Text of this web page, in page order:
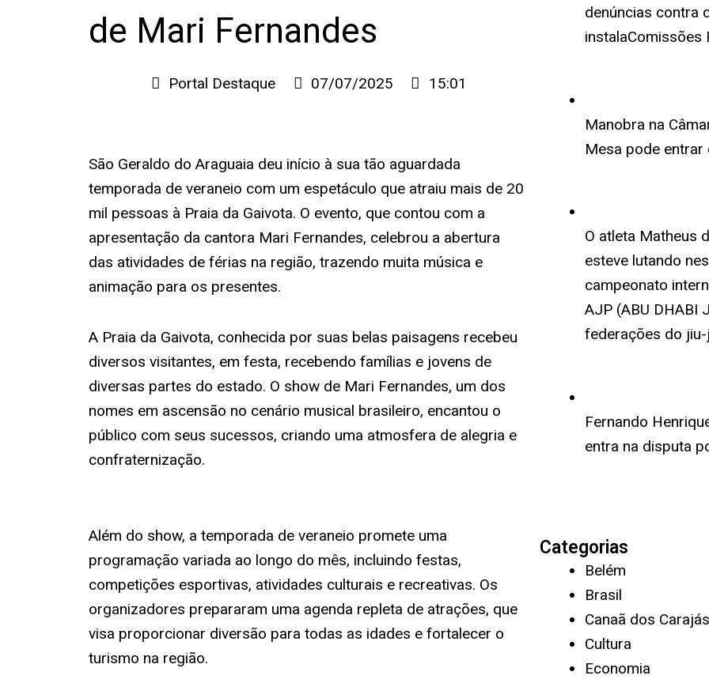
de Mari Fernandes
Portal Destaque 07/07/2025 15:01
São Geraldo do Araguaia deu início à sua tão aguardada
temporada de veraneio com um espetáculo que atraiu mais de 20
mil pessoas à Praia da Gaivota. O evento, que contou com a
apresentação da cantora Mari Fernandes, celebrou a abertura
das atividades de férias na região, trazendo muita música e
animação para os presentes.
A Praia da Gaivota, conhecida por suas belas paisagens recebeu
diversos visitantes, em festa, recebendo famílias e jovens de
diversas partes do estado. O show de Mari Fernandes, um dos
nomes em ascensão no cenário musical brasileiro, encantou o
público com seus sucessos, criando uma atmosfera de alegria e
confraternização.
Além do show, a temporada de veraneio promete uma
programação variada ao longo do mês, incluindo festas,
competições esportivas, atividades culturais e recreativas. Os
organizadores prepararam uma agenda repleta de atrações, que
visa proporcionar diversão para todas as idades e fortalecer o
turismo na região.
denúncias contra
instalaComissões
Manobra na
Mesa pode
O atleta Matheus
esteve lutando
campeonato
AJP (ABU DHABI
federações do
Fernando
entra na disputa
Categorias
Belém
Brasil
Canaã dos Carajás
Cultura
Economia